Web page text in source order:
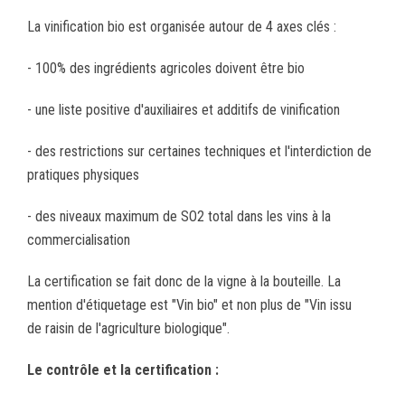
La vinification bio est organisée autour de 4 axes clés :
- 100% des ingrédients agricoles doivent être bio
- une liste positive d'auxiliaires et additifs de vinification
- des restrictions sur certaines techniques et l'interdiction de
pratiques physiques
- des niveaux maximum de SO2 total dans les vins à la
commercialisation
La certification se fait donc de la vigne à la bouteille. La
mention d'étiquetage est "Vin bio" et non plus de "Vin issu
de raisin de l'agriculture biologique".
Le contrôle et la certification :